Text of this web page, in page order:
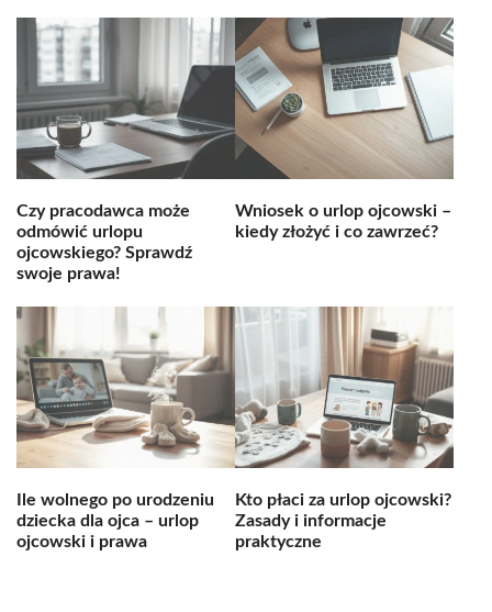
Czy pracodawca może
odmówić urlopu
ojcowskiego? Sprawdź
swoje prawa!
Wniosek o urlop ojcowski –
kiedy złożyć i co zawrzeć?
Ile wolnego po urodzeniu
dziecka dla ojca – urlop
ojcowski i prawa
Kto płaci za urlop ojcowski?
Zasady i informacje
praktyczne